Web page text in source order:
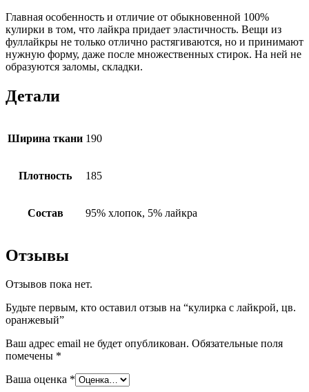
Главная особенность и отличие от обыкновенной 100%
кулирки в том, что лайкра придает эластичность. Вещи из
фуллайкры не только отлично растягиваются, но и принимают
нужную форму, даже после множественных стирок. На ней не
образуются заломы, складки.
Детали
Ширина ткани 190
Плотность 185
Состав 95% хлопок, 5% лайкра
Отзывы
Отзывов пока нет.
Будьте первым, кто оставил отзыв на “кулирка с лайкрой, цв.
оранжевый”
Ваш адрес email не будет опубликован. Обязательные поля
помечены *
Ваша оценка *